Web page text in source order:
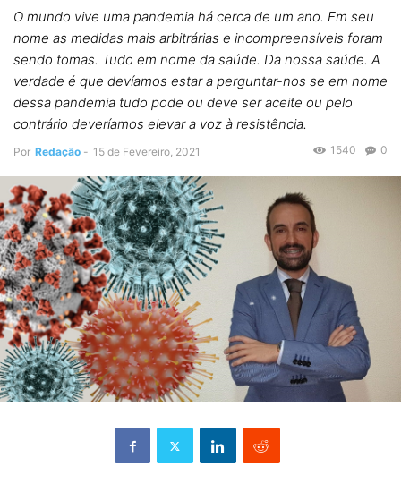
O mundo vive uma pandemia há cerca de um ano. Em seu
nome as medidas mais arbitrárias e incompreensíveis foram
sendo tomas. Tudo em nome da saúde. Da nossa saúde. A
verdade é que devíamos estar a perguntar-nos se em nome
dessa pandemia tudo pode ou deve ser aceite ou pelo
contrário deveríamos elevar a voz à resistência.
Por Redação - 15 de Fevereiro, 2021 0
1540